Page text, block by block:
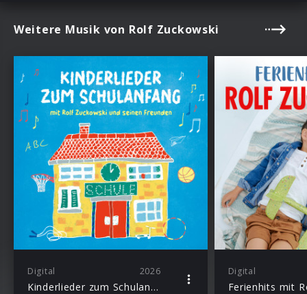
Weitere Musik von Rolf Zuckowski
Digital 2026
Kinderlieder zum Schulanfang mit Rolf Zuckowski und seinen Freunden
Digital